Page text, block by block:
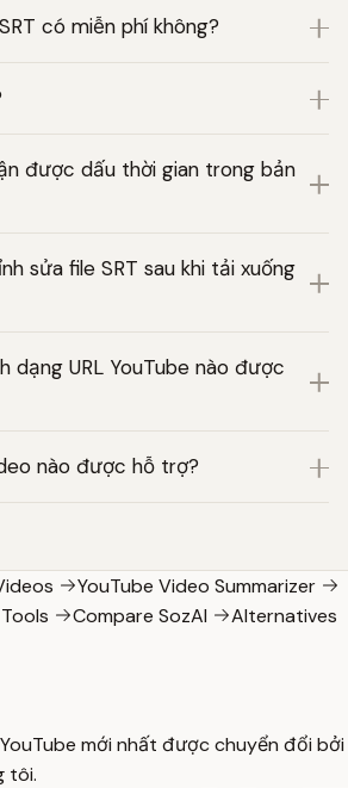
có miễn phí không?
được dấu thời gian trong bản
sửa file SRT sau khi tải xuống
dạng URL YouTube nào được
nào được hỗ trợ?
YouTube Video Summarizer
Compare SozAI Alternatives
mới nhất được chuyển đổi bởi
tôi.